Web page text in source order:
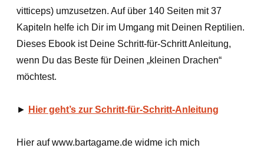
vitticeps) umzusetzen. Auf über 140 Seiten mit 37
Kapiteln helfe ich Dir im Umgang mit Deinen Reptilien.
Dieses Ebook ist Deine Schritt-für-Schritt Anleitung,
wenn Du das Beste für Deinen „kleinen Drachen“
möchtest.
► Hier geht’s zur Schritt-für-Schritt-Anleitung
Hier auf www.bartagame.de widme ich mich